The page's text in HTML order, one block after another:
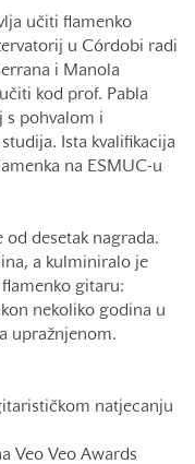
učiti flamenko
u Córdobi radi
i Manola
kod prof. Pabla
s pohvalom i
Ista kvalifikacija
na ESMUC-u
desetak nagrada.
a kulminiralo je
gitaru:
nekoliko godina u
upražnjenom.
natjecanju
Veo Veo Awards